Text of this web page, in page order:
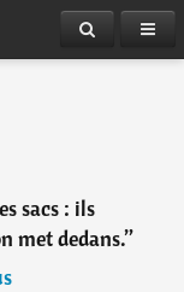
sacs : ils
met dedans.”